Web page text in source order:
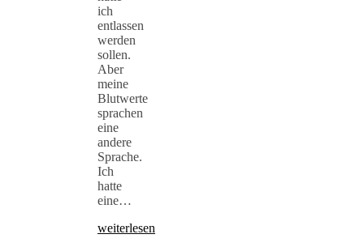
ich
entlassen
werden
sollen.
Aber
meine
Blutwerte
sprachen
eine
andere
Sprache.
Ich
hatte
eine…
weiterlesen